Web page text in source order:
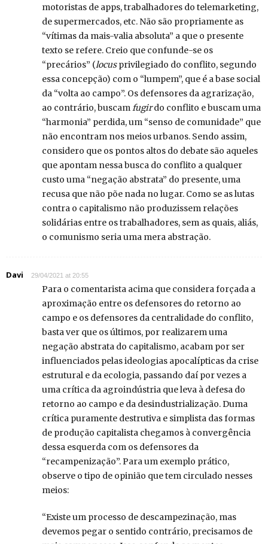
motoristas de apps, trabalhadores do telemarketing,
de supermercados, etc. Não são propriamente as
“vítimas da mais-valia absoluta” a que o presente
texto se refere. Creio que confunde-se os
“precários” (locusprivilegiado do conflito, segundo
essa concepção) com o “lumpem”, que é a base social
da “volta ao campo”. Os defensores da agrarização,
ao contrário, buscamfugirdo conflito e buscam uma
“harmonia” perdida, um “senso de comunidade” que
não encontram nos meios urbanos. Sendo assim,
considero que os pontos altos do debate são aqueles
que apontam nessa busca do conflito a qualquer
custo uma “negação abstrata” do presente, uma
recusa que não põe nada no lugar. Como se as lutas
contra o capitalismo não produzissem relações
solidárias entre os trabalhadores, sem as quais, aliás,
o comunismo seria uma mera abstração.
Davi 29/04/2021 at 20:55
Para o comentarista acima que considera forçada a
aproximação entre os defensores do retorno ao
campo e os defensores da centralidade do conflito,
basta ver que os últimos, por realizarem uma
negação abstrata do capitalismo, acabam por ser
influenciados pelas ideologias apocalípticas da crise
estrutural e da ecologia, passando daí por vezes a
uma crítica da agroindústria que leva à defesa do
retorno ao campo e da desindustrialização. Duma
crítica puramente destrutiva e simplista das formas
de produção capitalista chegamos à convergência
dessa esquerda com os defensores da
“recampenização”. Para um exemplo prático,
observe o tipo de opinião que tem circulado nesses
meios:
“Existe um processo de descampezinação, mas
devemos pegar o sentido contrário, precisamos de